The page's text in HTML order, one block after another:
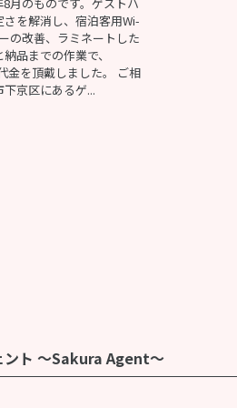
さを解消し、宿泊客用Wi-
の改善、ラミネートした
品までの作業で、
金を頂戴しました。 ご相
京区にあるゲ...
ント 〜Sakura Agent〜